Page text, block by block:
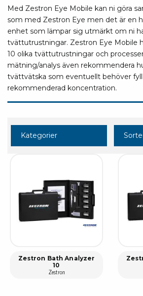
Med Zestron Eye Mobile kan ni göra
som med Zestron Eye men det är en
enhet som lämpar sig utmärkt om ni
tvättutrustningar. Zestron Eye Mobile
10 olika tvättutrustningar och
mätning/analys även rekommendera
tvättvätska som eventuellt behöver
rekommenderad koncentration.
Kategorier
Zestron Bath Analyzer
10
Zestron